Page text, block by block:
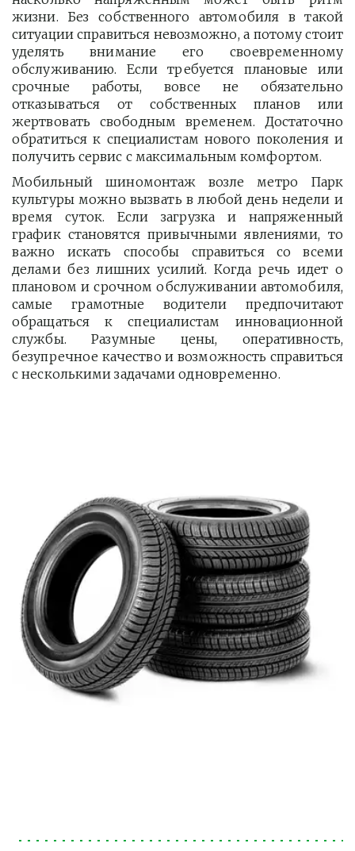
жизни. Без собственного автомобиля в такой
ситуации справиться невозможно, а потому стоит
уделять внимание его своевременному
обслуживанию. Если требуется плановые или
срочные работы, вовсе не обязательно
отказываться от собственных планов или
жертвовать свободным временем. Достаточно
обратиться к специалистам нового поколения и
получить сервис с максимальным комфортом.
Мобильный шиномонтаж возле метро Парк
культуры можно вызвать в любой день недели и
время суток. Если загрузка и напряженный
график становятся привычными явлениями, то
важно искать способы справиться со всеми
делами без лишних усилий. Когда речь идет о
плановом и срочном обслуживании автомобиля,
самые грамотные водители предпочитают
обращаться к специалистам инновационной
службы. Разумные цены, оперативность,
безупречное качество и возможность справиться
с несколькими задачами одновременно.